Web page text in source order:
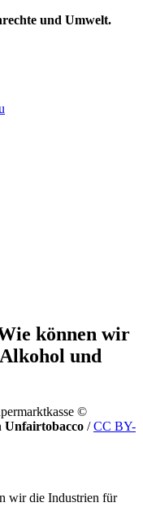
und Umwelt.
können wir
und
©
Unfairtobacco /CC BY-
wir die Industrien für